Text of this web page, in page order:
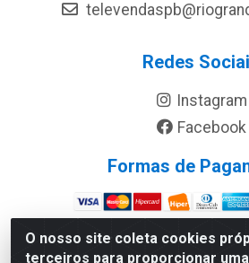
O nosso site coleta cookies
terceiros para proporcionar
Redes
Instagram
Facebook
Formas de
Site Seguro